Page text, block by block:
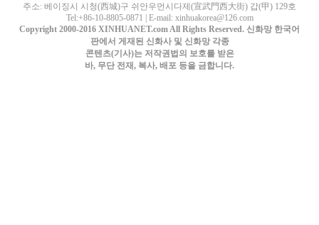
주소: 베이징시 시청(西城)구 쉬안우먼시다제(宣武門西大街) 갑(甲) 129호
Tel:+86-10-8805-0871 | E-mail: xinhuakorea@126.com
Copyright 2000-2016 XINHUANET.com All Rights Reserved. 신화망 한국어
판에서 게재된 신화사 및 신화망 각종
콘텐츠(기사)는 저작권법의 보호를 받은
바, 무단 전재, 복사, 배포 등을 금합니다.